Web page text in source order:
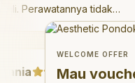
sekali. Perawatannya tidak
sakit, dan saya bisa bermain
Saya suka pergi ke dokter
gigi sekarang!"
Welcome Offer
Mau voucher
WELCOME OFFER
Mau